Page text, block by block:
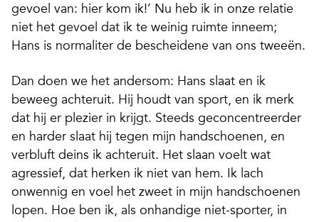
gevoel van: hier kom ik!’ Nu heb ik in onze relatie
niet het gevoel dat ik te weinig ruimte inneem;
Hans is normaliter de bescheidene van ons tweeën.
Dan doen we het andersom: Hans slaat en ik
beweeg achteruit. Hij houdt van sport, en ik merk
dat hij er plezier in krijgt. Steeds geconcentreerder
en harder slaat hij tegen mijn handschoenen, en
verbluft deins ik achteruit. Het slaan voelt wat
agressief, dat herken ik niet van hem. Ik lach
onwennig en voel het zweet in mijn handschoenen
lopen. Hoe ben ik, als onhandige niet-sporter, in